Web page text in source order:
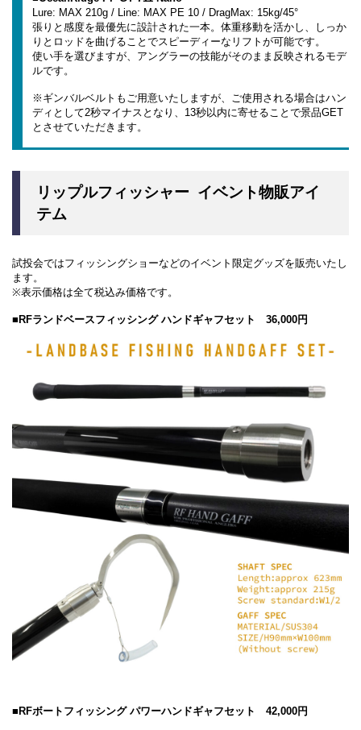
Lure: MAX 210g / Line: MAX PE 10 / DragMax: 15kg/45°
張りと感度を最優先に設計された一本。体重移動を活かし、しっか
りとロッドを曲げることでスピーディーなリフトが可能です。
使い手を選びますが、アングラーの技能がそのまま反映されるモデ
ルです。
※ギンバルベルトもご用意いたしますが、ご使用される場合はハン
ディとして2秒マイナスとなり、13秒以内に寄せることで景品GET
とさせていただきます。
リップルフィッシャー イベント物販アイ
テム
試投会ではフィッシングショーなどのイベント限定グッズを販売いたし
ます。
※表示価格は全て税込み価格です。
■RFランドベースフィッシング ハンドギャフセット 36,000円
■RFボートフィッシング パワーハンドギャフセット 42,000円